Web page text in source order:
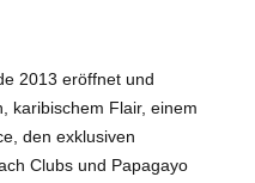
2013 eröffnet und
karibischem Flair, einem
den exklusiven
Clubs und Papagayo